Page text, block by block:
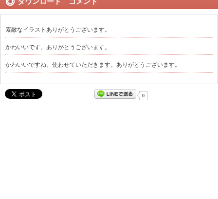
素敵なイラストありがとうございます。
かわいいです。ありがとうございます。
かわいいですね。使わせていただきます。ありがとうございます。
0